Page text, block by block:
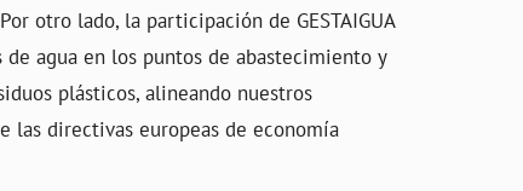
otro lado, la participación de GESTAIGUA
agua en los puntos de abastecimiento y
plásticos, alineando nuestros
las directivas europeas de economía